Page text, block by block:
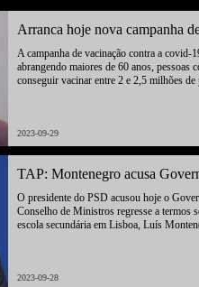
Arranca hoje nova campanha
A campanha de vacinação contra a covid-
abrangendo maiores de 60 anos, pessoas
conseguir vacinar entre 2 e 2,5 milhões de
2023-09-29
TAP: Montenegro acusa
O presidente do PSD acusou hoje o
Conselho de Ministros regresse a termos
escola secundária em Lisboa, Luís
2023-09-28